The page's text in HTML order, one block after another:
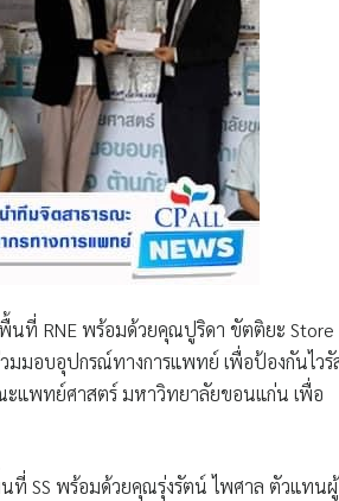
ที่ RNE พร้อมด้วยคุณปูริดา ขัตติยะ Store
มมอบอุปกรณ์ทางการแพทย์ เพื่อป้องกันไวรั
ณะแพทย์ศาสตร์ มหาวิทยาลัยขอนแก่น เพื่อ
SS พร้อมด้วยคุณรุ่งรัตน์ ไพศาล ตัวแทนผู้